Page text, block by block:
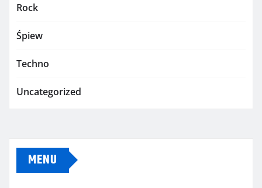
Rock
Śpiew
Techno
Uncategorized
MENU